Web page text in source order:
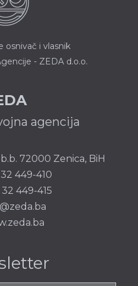
osnivač i vlasnik
- ZEDA d.o.o.
agencija
72000 Zenica, BiH
449-410
449-415